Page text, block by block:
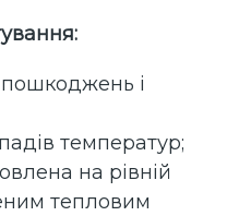
і
температур;
на рівній
тепловим